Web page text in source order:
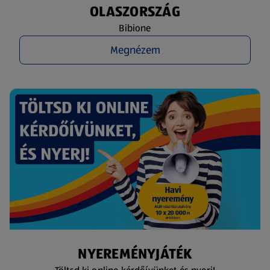
OLASZORSZÁG
Bibione
Megnézem
NYEREMÉNYJÁTÉK